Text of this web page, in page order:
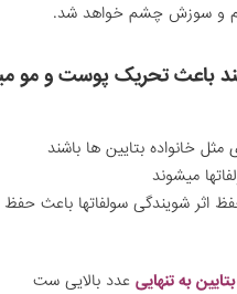
و سوزش چشم خواهد شد.
باعث تحریک پوست و مو
خانواده بتایین ها باشند
میشوند
اثر شویندگی سولفاتها باعث حفظ
بتایین به تنهایی عدد بالایی ست